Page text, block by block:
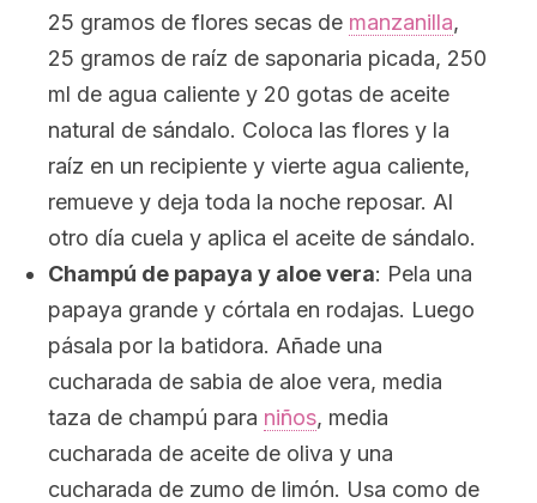
25 gramos de flores secas de manzanilla,
25 gramos de raíz de saponaria picada, 250
ml de agua caliente y 20 gotas de aceite
natural de sándalo. Coloca las flores y la
raíz en un recipiente y vierte agua caliente,
remueve y deja toda la noche reposar. Al
otro día cuela y aplica el aceite de sándalo.
Champú de papaya y aloe vera: Pela una
papaya grande y córtala en rodajas. Luego
pásala por la batidora. Añade una
cucharada de sabia de aloe vera, media
taza de champú para niños, media
cucharada de aceite de oliva y una
cucharada de zumo de limón. Usa como de